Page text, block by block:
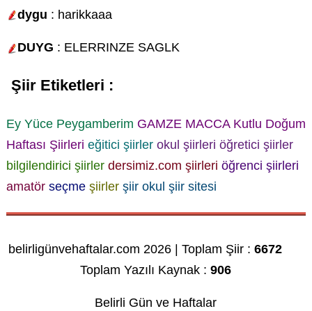
dygu : harikkaaa
DUYG : ELERRINZE SAGLK
Şiir Etiketleri :
Ey Yüce Peygamberim GAMZE MACCA Kutlu Doğum
Haftası Şiirleri eğitici şiirler okul şiirleri öğretici şiirler
bilgilendirici şiirler dersimiz.com şiirleri öğrenci şiirleri
amatör seçme şiirler şiir okul şiir sitesi
belirligünvehaftalar.com 2026 | Toplam Şiir :6672
Toplam Yazılı Kaynak :906
Belirli Gün ve Haftalar